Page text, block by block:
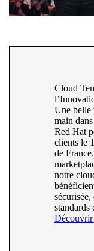
Cloud
Une belle
main
Red Hat
clients le
de
notre
standards
Découvrir